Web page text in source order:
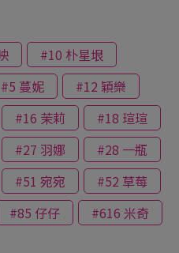
#10 朴星垠
#5 蔓妮
#12 穎樂
#16 茉莉
#18 瑄瑄
#27 羽娜
#28 一瓶
#51 宛宛
#52 草莓
#85 仔仔
#616 米奇